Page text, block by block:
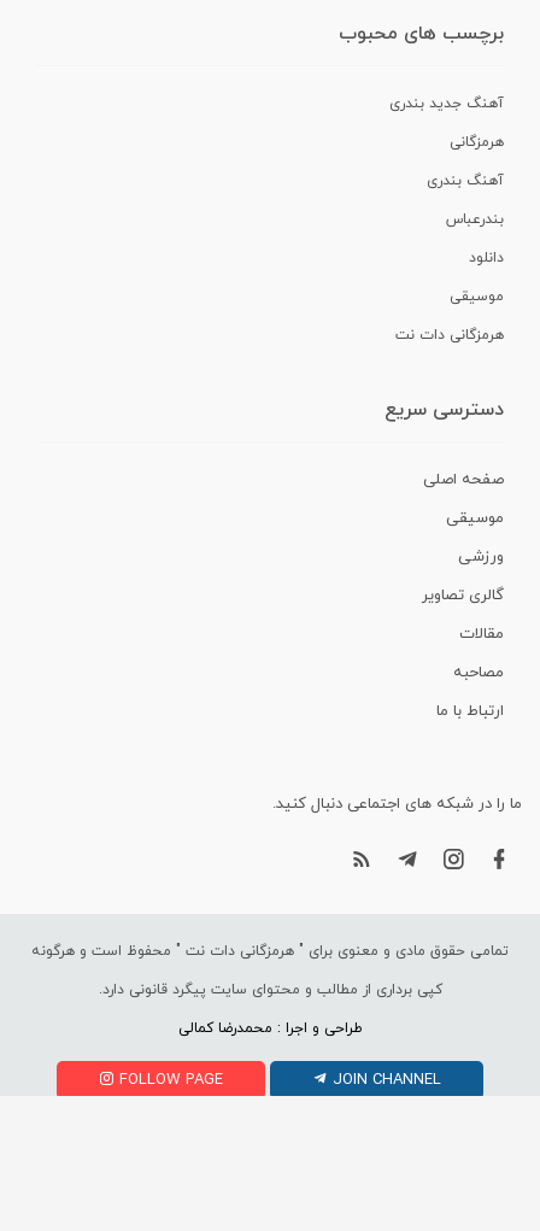
برچسب های محبوب
آهنگ جدید بندری
هرمزگانی
آهنگ بندری
بندرعباس
دانلود
موسیقی
هرمزگانی دات نت
دسترسی سریع
صفحه اصلی
موسیقی
ورزشی
گالری تصاویر
مقالات
مصاحبه
ارتباط با ما
ما را در شبکه های اجتماعی دنبال کنید.
تمامی حقوق مادی و معنوی برای " هرمزگانی دات نت " محفوظ است و هرگونه
کپی برداری از مطالب و محتوای سایت پیگرد قانونی دارد.
طراحی و اجرا : محمدرضا کمالی
FOLLOW PAGE JOIN CHANNEL